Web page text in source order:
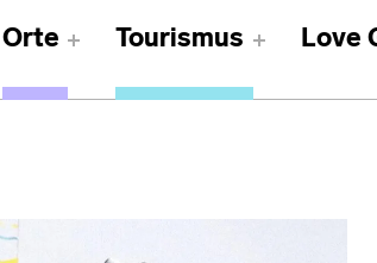
Orte Tourismus Love